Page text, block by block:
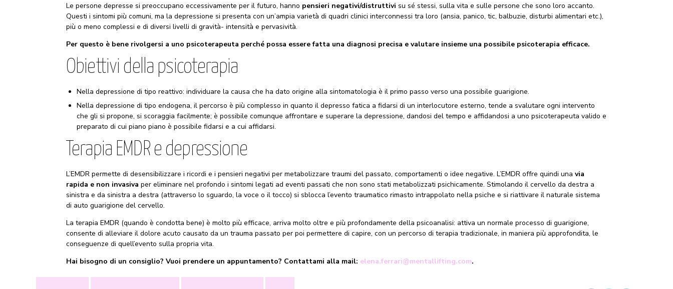
Le persone depresse si preoccupano eccessivamente per il futuro, hanno pensieri negativi/distruttivi su sé stessi, sulla vita e sulle persone che sono loro accanto.
Questi i sintomi più comuni, ma la depressione si presenta con un’ampia varietà di quadri clinici interconnessi tra loro (ansia, panico, tic, balbuzie, disturbi alimentari etc.),
più o meno complessi e di diversi livelli di gravità- intensità e pervasività.
Per questo è bene rivolgersi a uno psicoterapeuta perché possa essere fatta una diagnosi precisa e valutare insieme una possibile psicoterapia efficace.
Obiettivi della psicoterapia
Nella depressione di tipo reattivo: individuare la causa che ha dato origine alla sintomatologia è il primo passo verso una possibile guarigione.
Nella depressione di tipo endogena, il percorso è più complesso in quanto il depresso fatica a fidarsi di un interlocutore esterno, tende a svalutare ogni intervento
che gli si propone, si scoraggia facilmente; è possibile comunque affrontare e superare la depressione, dandosi del tempo e affidandosi a uno psicoterapeuta valido e
preparato di cui piano piano è possibile fidarsi e a cui affidarsi.
Terapia EMDR e depressione
L’EMDR permette di desensibilizzare i ricordi e i pensieri negativi per metabolizzare traumi del passato, comportamenti o idee negative. L’EMDR offre quindi una via
rapida e non invasiva per eliminare nel profondo i sintomi legati ad eventi passati che non sono stati metabolizzati psichicamente. Stimolando il cervello da destra a
sinistra e da sinistra a destra (attraverso lo sguardo, la voce o il tocco) si sblocca l’evento traumatico rimasto intrappolato nella psiche e si riattivare il naturale sistema
di auto guarigione del cervello.
La terapia EMDR (quando è condotta bene) è molto più efficace, arriva molto oltre e più profondamente della psicoanalisi: attiva un normale processo di guarigione,
consente di alleviare il dolore acuto causato da un trauma passato per poi permettere di capire, con un percorso di terapia tradizionale, in maniera più approfondita, le
conseguenze di quell’evento sulla propria vita.
Hai bisogno di un consiglio? Vuoi prendere un appuntamento? Contattami alla mail: elena.ferrari@mentallifting.com.